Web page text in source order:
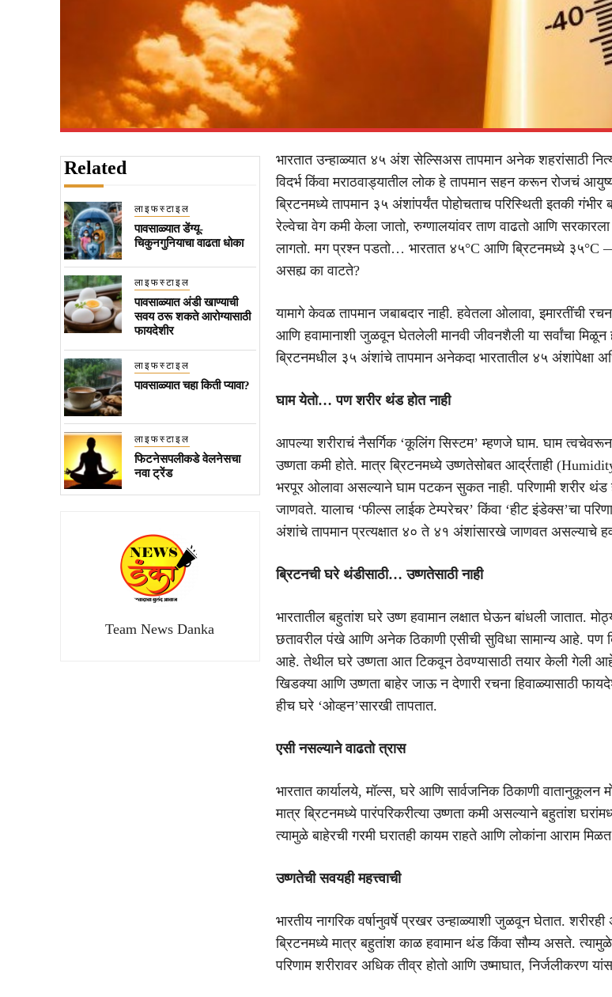
Related
लाइफस्टाइल
पावसाळ्यात डेंग्यू-
चिकुनगुनियाचा वाढता धोका
लाइफस्टाइल
पावसाळ्यात अंडी खाण्याची
सवय ठरू शकते आरोग्यासाठी
फायदेशीर
लाइफस्टाइल
पावसाळ्यात चहा किती प्यावा?
लाइफस्टाइल
फिटनेसपलीकडे वेलनेसचा
नवा ट्रेंड
Team News Danka
भारतात उन्हाळ्यात ४५ अंश सेल्सिअस तापमान अनेक शहरांसाठी
विदर्भ किंवा मराठवाड्यातील लोक हे तापमान सहन करून रोजचं
ब्रिटनमध्ये तापमान ३५ अंशांपर्यंत पोहोचताच परिस्थिती इतकी गंभीर
रेल्वेचा वेग कमी केला जातो, रुग्णालयांवर ताण वाढतो आणि सरकारला
लागतो. मग प्रश्न पडतो… भारतात ४५°C आणि ब्रिटनमध्ये ३५°C
असह्य का वाटते?
यामागे केवळ तापमान जबाबदार नाही. हवेतला ओलावा, इमारतींची
आणि हवामानाशी जुळवून घेतलेली मानवी जीवनशैली या सर्वांचा मिळून
ब्रिटनमधील ३५ अंशांचे तापमान अनेकदा भारतातील ४५ अंशांपेक्षा
घाम येतो… पण शरीर थंड होत नाही
आपल्या शरीराचं नैसर्गिक ‘कूलिंग सिस्टम’ म्हणजे घाम. घाम त्वचेवरून
उष्णता कमी होते. मात्र ब्रिटनमध्ये उष्णतेसोबत आर्द्रताही
भरपूर ओलावा असल्याने घाम पटकन सुकत नाही. परिणामी शरीर थंड
जाणवते. यालाच ‘फील्स लाईक टेम्परेचर’ किंवा ‘हीट इंडेक्स’चा
अंशांचे तापमान प्रत्यक्षात ४० ते ४१ अंशांसारखे जाणवत असल्याचे
ब्रिटनची घरे थंडीसाठी… उष्णतेसाठी नाही
भारतातील बहुतांश घरे उष्ण हवामान लक्षात घेऊन बांधली जातात.
छतावरील पंखे आणि अनेक ठिकाणी एसीची सुविधा सामान्य आहे. पण
आहे. तेथील घरे उष्णता आत टिकवून ठेवण्यासाठी तयार केली गेली
खिडक्या आणि उष्णता बाहेर जाऊ न देणारी रचना हिवाळ्यासाठी
हीच घरे ‘ओव्हन’सारखी तापतात.
एसी नसल्याने वाढतो त्रास
भारतात कार्यालये, मॉल्स, घरे आणि सार्वजनिक ठिकाणी वातानुकूलन
मात्र ब्रिटनमध्ये पारंपरिकरीत्या उष्णता कमी असल्याने बहुतांश
त्यामुळे बाहेरची गरमी घरातही कायम राहते आणि लोकांना आराम मिळत
उष्णतेची सवयही महत्त्वाची
भारतीय नागरिक वर्षानुवर्षे प्रखर उन्हाळ्याशी जुळवून घेतात.
ब्रिटनमध्ये मात्र बहुतांश काळ हवामान थंड किंवा सौम्य असते.
परिणाम शरीरावर अधिक तीव्र होतो आणि उष्माघात, निर्जलीकरण